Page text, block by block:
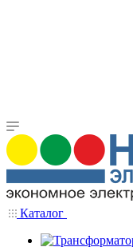
Каталог